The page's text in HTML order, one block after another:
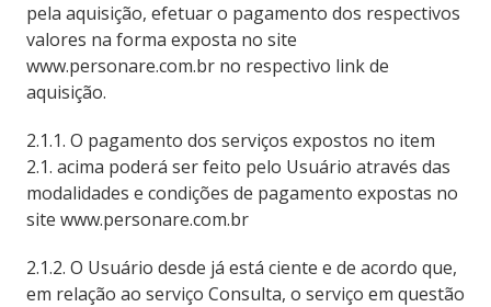
pela aquisição, efetuar o pagamento dos respectivos
valores na forma exposta no site
www.personare.com.br no respectivo link de
aquisição.
2.1.1. O pagamento dos serviços expostos no item
2.1. acima poderá ser feito pelo Usuário através das
modalidades e condições de pagamento expostas no
site www.personare.com.br
2.1.2. O Usuário desde já está ciente e de acordo que,
em relação ao serviço Consulta, o serviço em questão